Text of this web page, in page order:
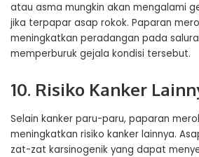
atau asma mungkin akan mengalami
jika terpapar asap rokok. Paparan
meningkatkan peradangan pada
memperburuk gejala kondisi tersebut.
10. Risiko Kanker
Selain kanker paru-paru, paparan
meningkatkan risiko kanker lainnya.
zat-zat karsinogenik yang dapat